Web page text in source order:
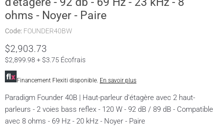
ohms - Noyer - Paire
Code: FOUNDER40BW
$2,903.73
$2,899.98 + $3.75 Écofrais
Financement Flexiti disponible. En savoir plus
Paradigm Founder 40B | Haut-parleur d'étagère avec 2 haut-
parleurs - 2 voies bass reflex - 120 W - 92 dB / 89 dB - Compatible
avec 8 ohms - 69 Hz - 20 kHz - Noyer - Paire